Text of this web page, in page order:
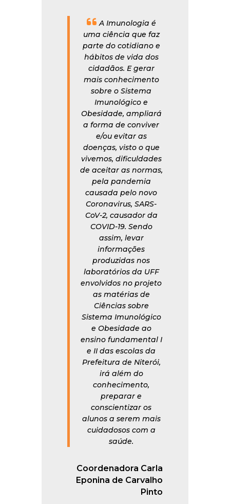
A Imunologia é
uma ciência que faz
parte do cotidiano e
hábitos de vida dos
cidadãos. E gerar
mais conhecimento
sobre o Sistema
Imunológico e
Obesidade, ampliará
a forma de conviver
e/ou evitar as
doenças, visto o que
vivemos, dificuldades
de aceitar as normas,
pela pandemia
causada pelo novo
Coronavirus, SARS-
CoV-2, causador da
COVID-19. Sendo
assim, levar
informações
produzidas nos
laboratórios da UFF
envolvidos no projeto
as matérias de
Ciências sobre
Sistema Imunológico
e Obesidade ao
ensino fundamental I
e II das escolas da
Prefeitura de Niterói,
irá além do
conhecimento,
preparar e
conscientizar os
alunos a serem mais
cuidadosos com a
saúde.
Coordenadora Carla
Eponina de Carvalho
Pinto